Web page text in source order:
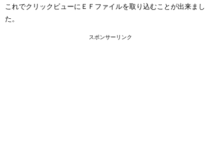
これでクリックビューにＥＦファイルを取り込むことが出来まし
た。
スポンサーリンク